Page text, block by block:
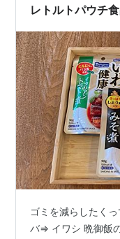
レトルトパウチ
ゴミを減らしたく
バ⇒ イワシ 晩御飯